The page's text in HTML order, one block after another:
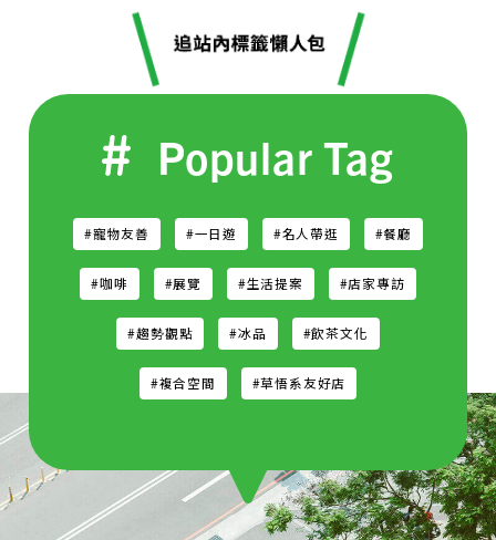
Popular Tag
#寵物友善 #一日遊 #名人帶逛 #餐廳
#咖啡 #展覽 #生活提案 #店家專訪
#趨勢觀點 #冰品 #飲茶文化
#複合空間 #草悟系友好店